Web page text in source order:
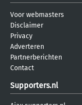
Voor webmasters
Disclaimer
Privacy
Adverteren
Partnerberichten
Contact
Supporters.nl